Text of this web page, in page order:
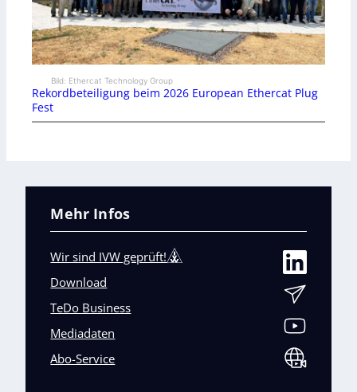
Bild: Ethercat Technology Group
Rekordbeteiligung beim 2026 European Ethercat Plug
Fest
Mehr Infos
Wir sind IVW geprüft!
Download
TeDo Business
Mediadaten
Abo-Service